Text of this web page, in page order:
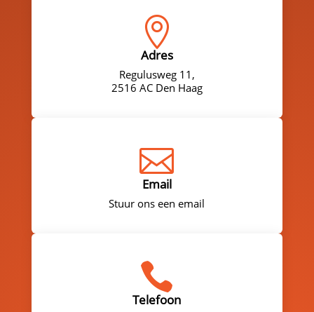

Adres
Regulusweg 11,
2516 AC Den Haag

Email
Stuur ons een email

Telefoon